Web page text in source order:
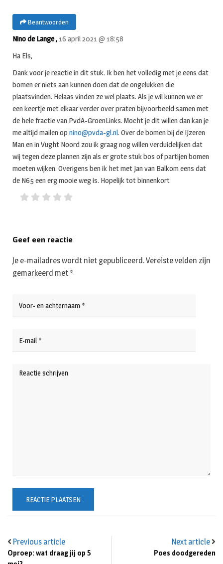
Previous article
Oproep: wat draag jij op 5
Next article
Poes doodgereden
Beantwoorden
Nino de Lange , 16 april 2021 @ 18:58
Ha Els,
Dank voor je reactie in dit stuk. Ik ben het volledig met je eens dat
bomen er niets aan kunnen doen dat de ongelukken die
plaatsvinden. Helaas vinden ze wel plaats. Als je wil kunnen we er
een keertje met elkaar verder over praten bijvoorbeeld samen met
de hele fractie van PvdA-GroenLinks. Mocht je dit willen dan kan je
me altijd mailen op nino@pvda-gl.nl. Over de bomen bij de IJzeren
Man en in Vught Noord zou ik graag nog willen verduidelijken dat
wij tegen deze plannen zijn als er grote stuk bos of partijen bomen
moeten wijken. Overigens ben ik het met Jan van Balkom eens dat
de N65 een erg mooie weg is. Hopelijk tot binnenkort
Geef een reactie
Je e-mailadres wordt niet gepubliceerd.Vereiste velden zijn
gemarkeerd met *